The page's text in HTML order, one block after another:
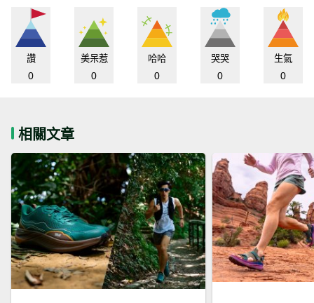
讚
0
美呆惹
0
哈哈
0
哭哭
0
生氣
0
相關文章